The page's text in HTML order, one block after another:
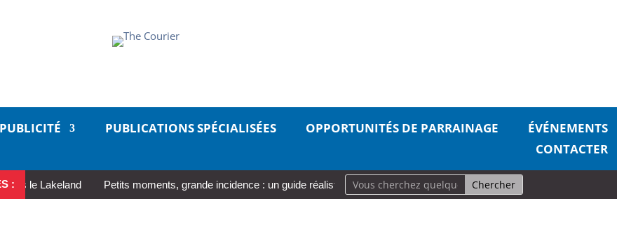
PUBLICITÉ PUBLICATIONS SPÉCIALISÉES OPPORTUNITÉS DE PARRAINAGE
ÉVÉNEMENTS
CONTACTER
:
Lakeland Petits moments, grande incidence : un guide réaliste pour prendre soin de soi Aurevoir, pécheurs